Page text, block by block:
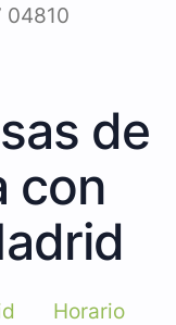
04810
de
con
Horario